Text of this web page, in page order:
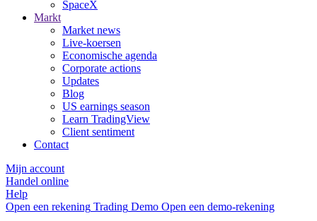
SpaceX
Markt
Market news
Live-koersen
Economische agenda
Corporate actions
Updates
Blog
US earnings season
Learn TradingView
Client sentiment
Contact
Mijn account
Handel online
Help
Open een rekening Trading Demo Open een demo-rekening